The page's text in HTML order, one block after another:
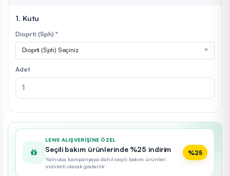
1. Kutu
Dioprti (Sph) *
Dioprti (Sph) Seçiniz
Adet
LENS ALIŞVERIŞINE ÖZEL
Seçili bakım ürünlerinde %25 indirim
Yalnızca kampanyaya dahil seçili bakım ürünleri
indirimli olarak gösterilir.
%25